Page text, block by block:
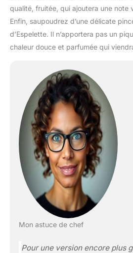
qualité, fruitée, qui ajoutera une note
Enfin, saupoudrez d’une délicate
d’Espelette. Il n’apportera pas un
chaleur douce et parfumée qui
Mon astuce de chef
Pour une version encore plus